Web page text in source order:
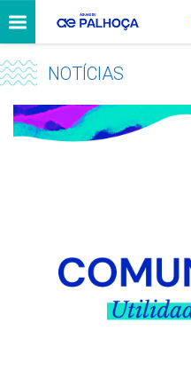
NOTÍCIAS